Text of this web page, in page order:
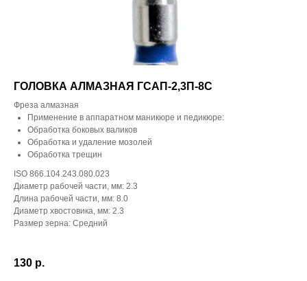
ГОЛОВКА АЛМАЗНАЯ ГСАП-2,3П-8С
Фреза алмазная
Применение в аппаратном маникюре и педикюре:
Обработка боковых валиков
Обработка и удаление мозолей
Обработка трещин
ISO 866.104.243.080.023
Диаметр рабочей части, мм: 2.3
Длина рабочей части, мм: 8.0
Диаметр хвостовика, мм: 2.3
Размер зерна: Средний
130 р.